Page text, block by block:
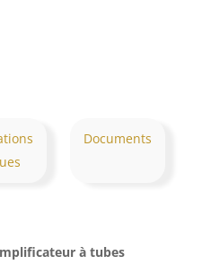
Documents
à tubes